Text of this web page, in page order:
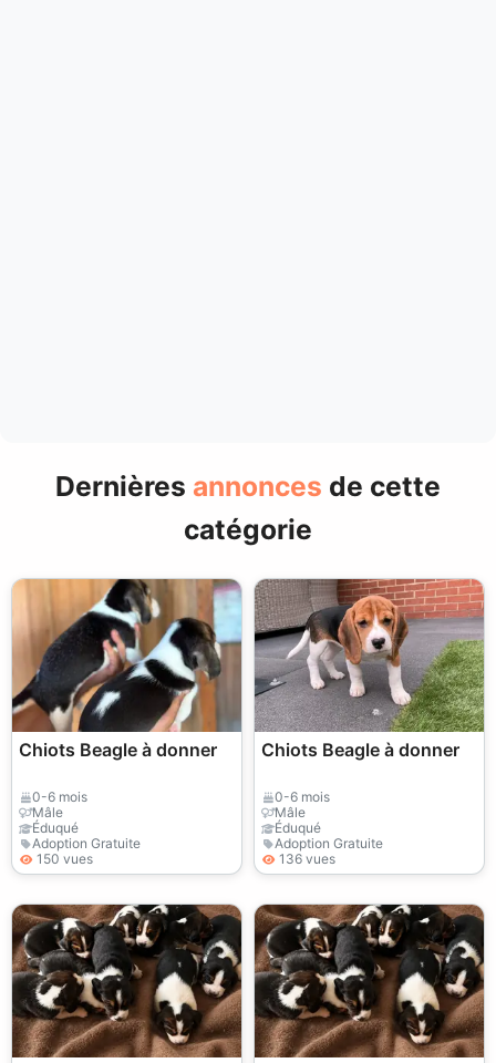
Dernières annonces de cette
catégorie
Chiots Beagle à donner
0-6 mois
Mâle
Éduqué
Adoption Gratuite
150 vues
Chiots Beagle à donner
0-6 mois
Mâle
Éduqué
Adoption Gratuite
136 vues